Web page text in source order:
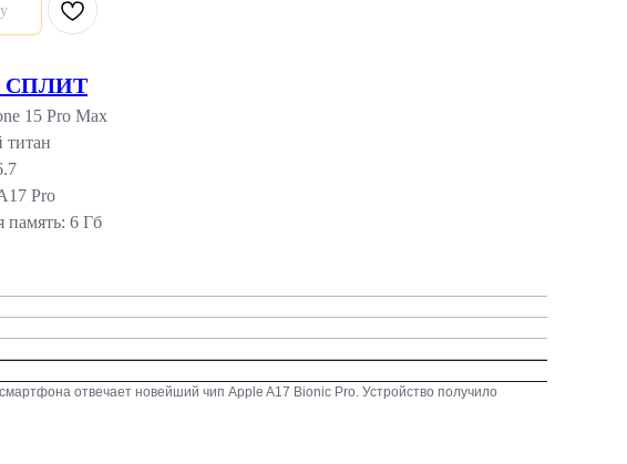
СПЛИТ
15 Pro Max
Pro
память: 6 Гб
отвечает новейший чип Apple A17 Bionic Pro. Устройство получило